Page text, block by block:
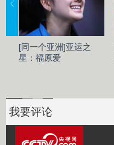
[同一个亚洲]亚运之
星：福原爱
我要评论